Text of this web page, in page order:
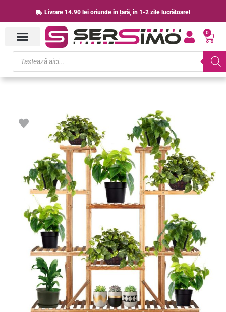
to
content
Livrare 14.90 lei oriunde în țară, în 1-2 zile lucrătoare!
0
Cart
Products
search